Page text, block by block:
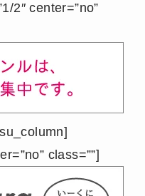
2″ center=”no”
class=””]